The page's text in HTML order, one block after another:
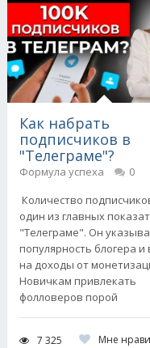
Как набрать
подписчиков в
"Телеграме"?
Формула успеха
0
Количество
один из главных
"Телеграме". Он
популярность блогера и
на доходы от
Новичкам привлекать
фолловеров порой
7 325 Мне